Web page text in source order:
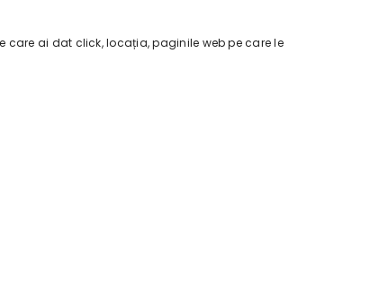
care ai dat click, locația, paginile web pe care le